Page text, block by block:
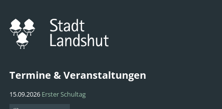
Termine & Veranstaltungen
15.09.2026 Erster Schultag